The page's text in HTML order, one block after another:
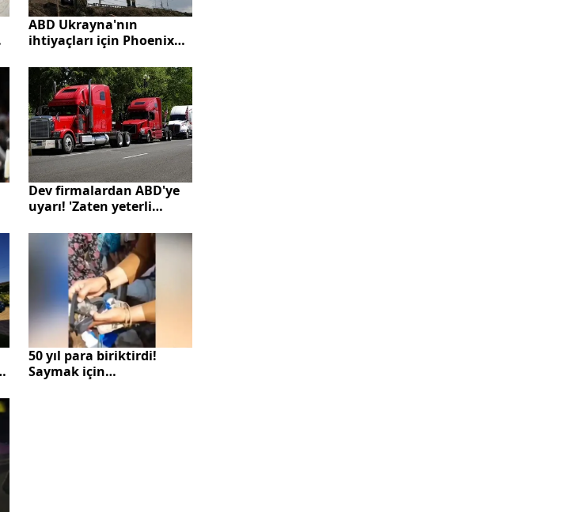
ABD Ukrayna'nın
ihtiyaçları için Phoenix
Hava Sistemi'ni üretmiş!
Gündeme bomba gibi
düşen iddia
Dev firmalardan ABD'ye
uyarı! 'Zaten yeterli
50 yıl para biriktirdi!
Saymak için